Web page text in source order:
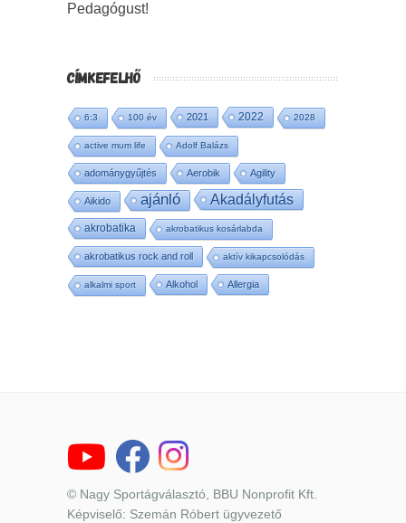
Pedagógust!
CÍMKEFELHŐ
6:3 100 év 2021 2022 2028
active mum life Adolf Balázs
adománygyűjtés Aerobik Agility
Aikido ajánló Akadályfutás
akrobatika akrobatikus kosárlabda
akrobatikus rock and roll aktív kikapcsolódás
alkalmi sport Alkohol Allergia
© Nagy Sportágválasztó, BBU Nonprofit Kft.
Képviselő: Szemán Róbert ügyvezető